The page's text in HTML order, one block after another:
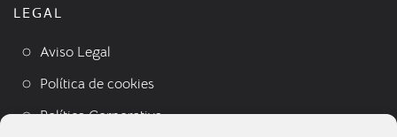
LEGAL
Aviso Legal
Política de cookies
Política Corporativa